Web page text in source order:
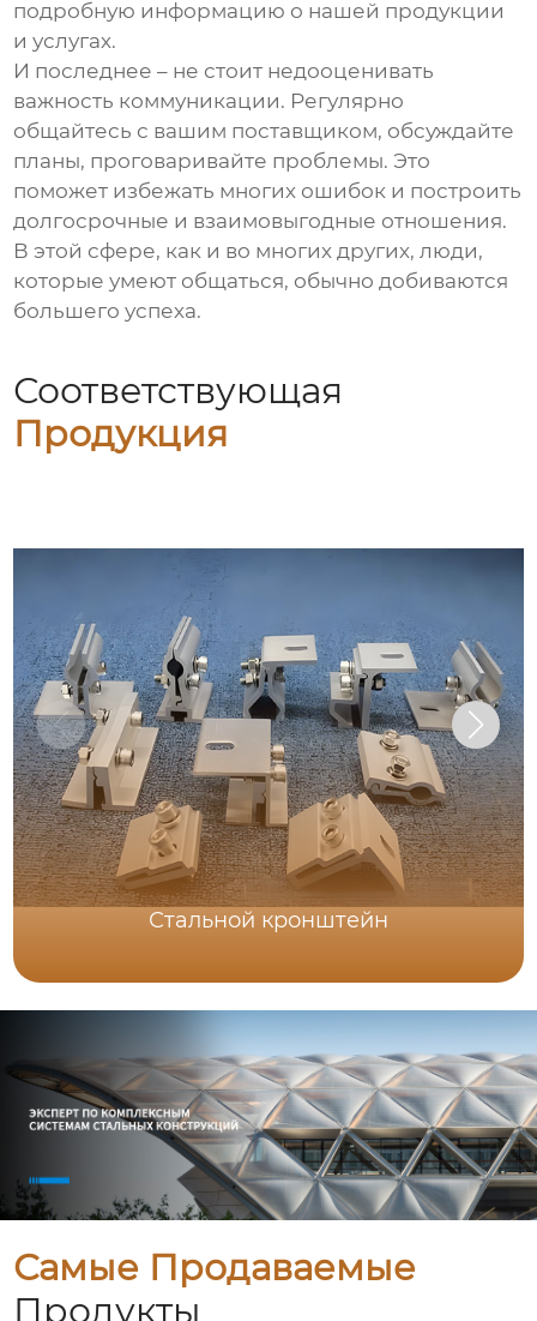
подробную информацию о нашей продукции
и услугах.
И последнее – не стоит недооценивать
важность коммуникации. Регулярно
общайтесь с вашим поставщиком, обсуждайте
планы, проговаривайте проблемы. Это
поможет избежать многих ошибок и построить
долгосрочные и взаимовыгодные отношения.
В этой сфере, как и во многих других, люди,
которые умеют общаться, обычно добиваются
большего успеха.
Соответствующая
Продукция
Стальной кронштейн
Самые Продаваемые
Продукты